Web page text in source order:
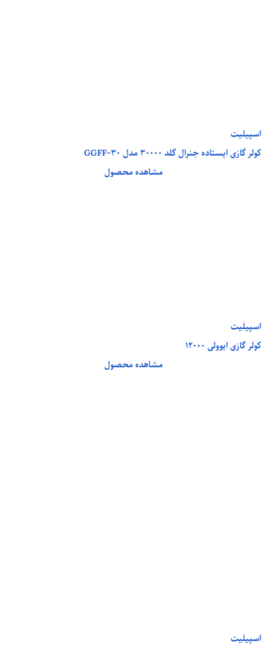
اسپیلیت
کولر گازی ایستاده جنرال گلد 30000 مدل GGFF-30
مشاهده محصول
اسپیلیت
کولر گازی ایوولی 12000
مشاهده محصول
اسپیلیت